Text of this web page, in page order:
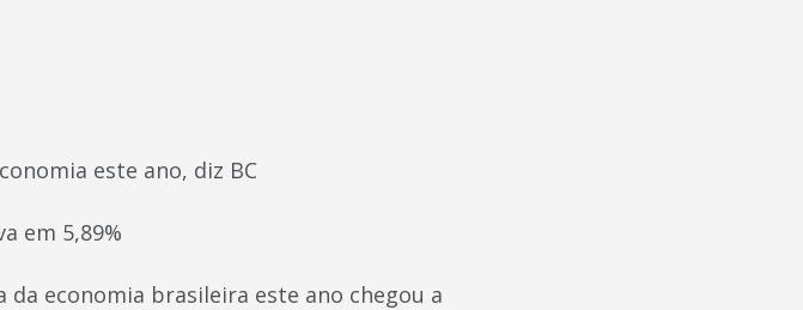
este ano, diz BC
em 5,89%
economia brasileira este ano chegou a